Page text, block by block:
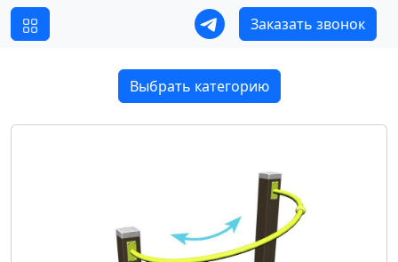
Заказать звонок
Выбрать категорию